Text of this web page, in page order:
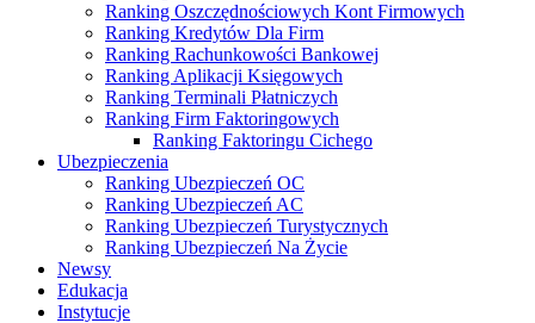
Ranking Oszczędnościowych Kont Firmowych
Ranking Kredytów Dla Firm
Ranking Rachunkowości Bankowej
Ranking Aplikacji Księgowych
Ranking Terminali Płatniczych
Ranking Firm Faktoringowych
Ranking Faktoringu Cichego
Ubezpieczenia
Ranking Ubezpieczeń OC
Ranking Ubezpieczeń AC
Ranking Ubezpieczeń Turystycznych
Ranking Ubezpieczeń Na Życie
Newsy
Edukacja
Instytucje